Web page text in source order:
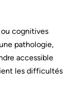
cognitives
pathologie,
accessible
les difficultés